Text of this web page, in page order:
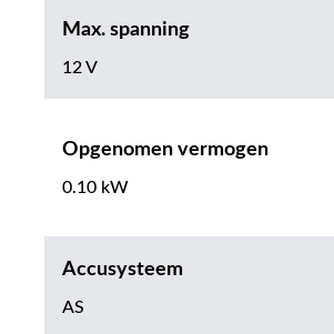
Max. spanning
12 V
Opgenomen vermogen
0.10 kW
Accusysteem
AS